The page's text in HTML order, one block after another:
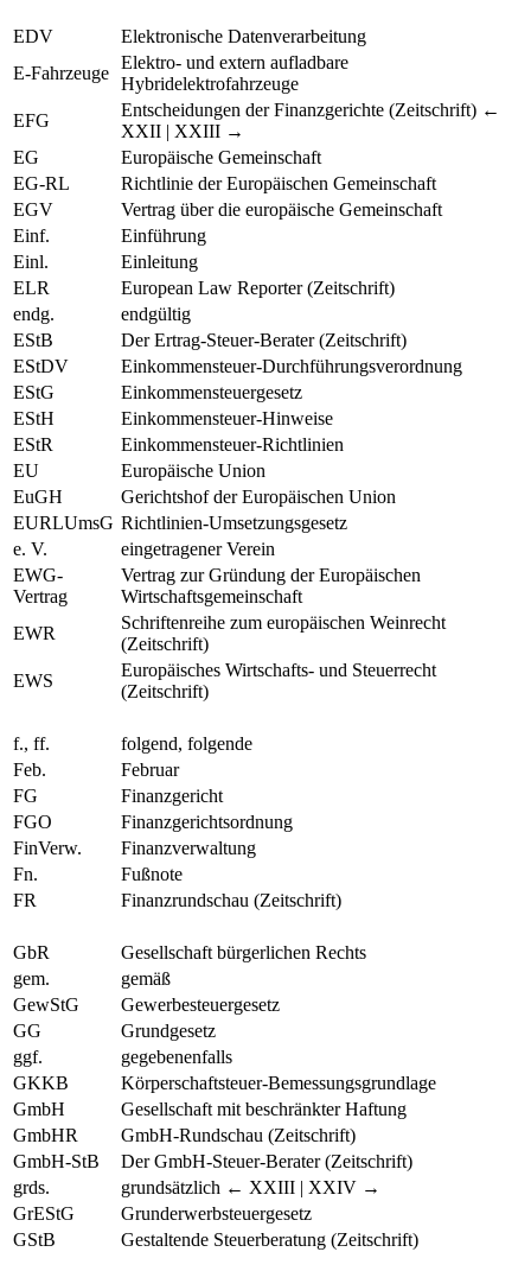
EDV
Elektronische Datenverarbeitung
E-Fahrzeuge
Elektro- und extern aufladbare
Hybridelektrofahrzeuge
EFG
Entscheidungen der Finanzgerichte (Zeitschrift) ←
XXII | XXIII →
EG
Europäische Gemeinschaft
EG-RL
Richtlinie der Europäischen Gemeinschaft
EGV
Vertrag über die europäische Gemeinschaft
Einf.
Einführung
Einl.
Einleitung
ELR
European Law Reporter (Zeitschrift)
endg.
endgültig
EStB
Der Ertrag-Steuer-Berater (Zeitschrift)
EStDV
Einkommensteuer-Durchführungsverordnung
EStG
Einkommensteuergesetz
EStH
Einkommensteuer-Hinweise
EStR
Einkommensteuer-Richtlinien
EU
Europäische Union
EuGH
Gerichtshof der Europäischen Union
EURLUmsG Richtlinien-Umsetzungsgesetz
e. V.
eingetragener Verein
EWG-
Vertrag
Vertrag zur Gründung der Europäischen
Wirtschaftsgemeinschaft
EWR
Schriftenreihe zum europäischen Weinrecht
(Zeitschrift)
EWS
Europäisches Wirtschafts- und Steuerrecht
(Zeitschrift)
f., ff.
folgend, folgende
Feb.
Februar
FG
Finanzgericht
FGO
Finanzgerichtsordnung
FinVerw.
Finanzverwaltung
Fn.
Fußnote
FR
Finanzrundschau (Zeitschrift)
GbR
Gesellschaft bürgerlichen Rechts
gem.
gemäß
GewStG
Gewerbesteuergesetz
GG
Grundgesetz
ggf.
gegebenenfalls
GKKB
Körperschaftsteuer-Bemessungsgrundlage
GmbH
Gesellschaft mit beschränkter Haftung
GmbHR
GmbH-Rundschau (Zeitschrift)
GmbH-StB
Der GmbH-Steuer-Berater (Zeitschrift)
grds.
grundsätzlich ← XXIII | XXIV →
GrEStG
Grunderwerbsteuergesetz
GStB
Gestaltende Steuerberatung (Zeitschrift)